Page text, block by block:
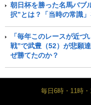
朝日杯を勝った名馬バブ
択”とは？「当時の常識
「毎年このレースが近
戦”で武豊（52）が悲願
ぜ勝てたのか？
毎日6時・11時